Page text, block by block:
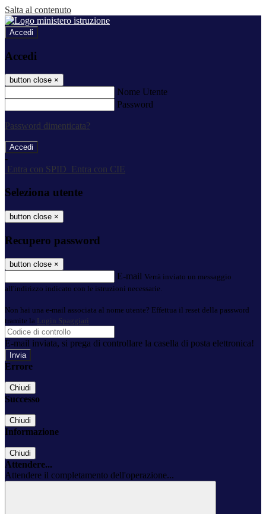
Salta al contenuto
Accedi
Accedi
button close ×
Nome Utente
Password
Password dimenticata?
-
Entra con SPID
Entra con CIE
Seleziona utente
button close ×
Recupero password
button close ×
E-mail Verrà inviato un messaggio
all'indirizzo indicato con le istruzioni necessarie.
Non hai una e-mail associata al nome utente? Effettua il reset della password
tramite la Login Spaggiari
E-mail inviata, si prega di controllare la casella di posta elettronica!
Errore
Chiudi
Successo
Chiudi
Informazione
Chiudi
Attendere...
Attendere il completamento dell'operazione...